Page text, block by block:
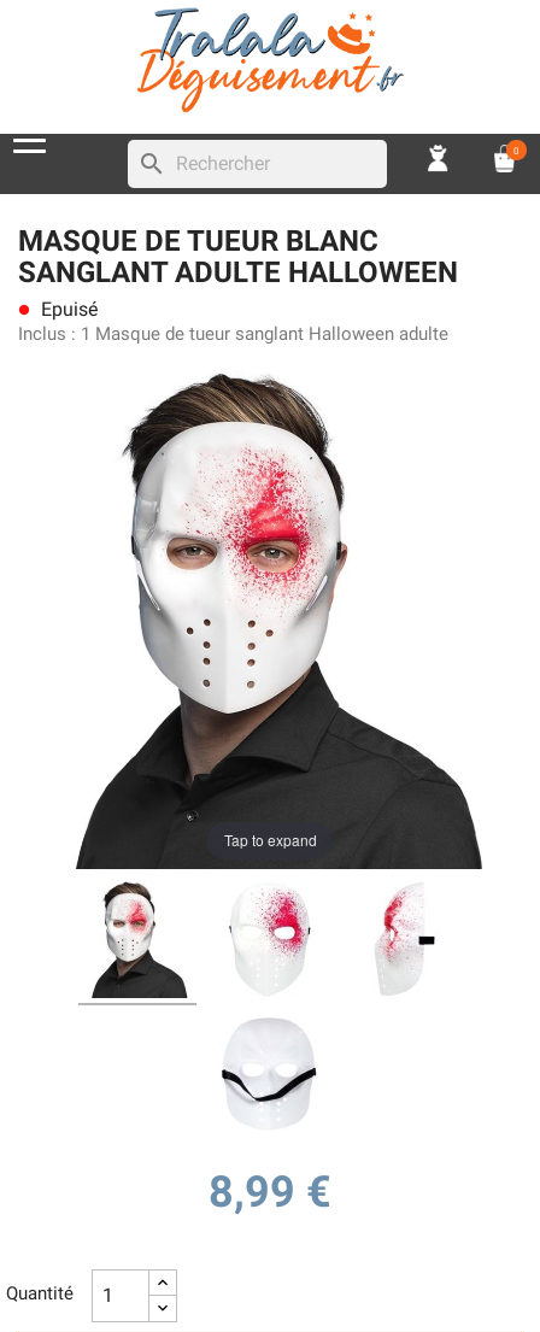
search 0
MASQUE DE TUEUR BLANC
SANGLANT ADULTE HALLOWEEN
lens Epuisé
Inclus : 1 Masque de tueur sanglant Halloween adulte
Tap to expand
8,99 €
Quantité